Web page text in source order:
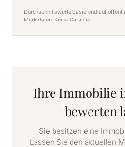
Durchschnittswerte basierend auf
Marktdaten. Keine Garantie.
Ihre Immobilie
bewerten
Sie besitzen eine
Lassen Sie den aktuellen